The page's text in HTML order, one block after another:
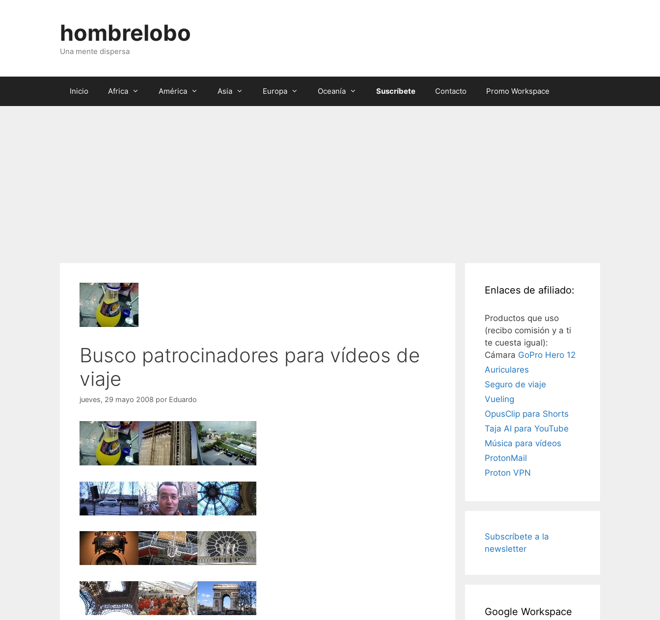
hombrelobo
Una mente dispersa
Inicio Africa América Asia Europa Oceanía Suscríbete Contacto Promo Workspace
Busco patrocinadores para vídeos de
viaje
jueves, 29 mayo 2008 por Eduardo
Enlaces de afiliado:
Productos que uso
(recibo comisión y a ti
te cuesta igual):
Cámara GoPro Hero 12
Auriculares
Seguro de viaje
Vueling
OpusClip para Shorts
Taja AI para YouTube
Música para vídeos
ProtonMail
Proton VPN
Subscríbete a la
newsletter
Google Workspace